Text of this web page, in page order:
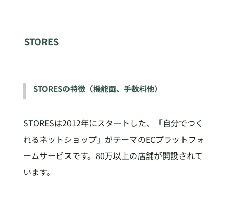
STORES
STORESの特徴（機能面、手数料他）
STORESは2012年にスタートした、「自分でつく
れるネットショップ」がテーマのECプラットフォ
ームサービスです。80万以上の店舗が開設されて
います。